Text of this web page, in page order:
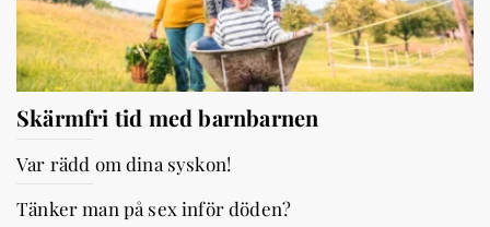
Skärmfri tid med barnbarnen
Var rädd om dina syskon!
Tänker man på sex inför döden?